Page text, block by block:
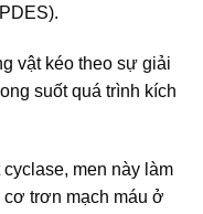
vật kéo theo sự giải
suốt quá trình kích
men này làm
cơ trơn mạch máu ở